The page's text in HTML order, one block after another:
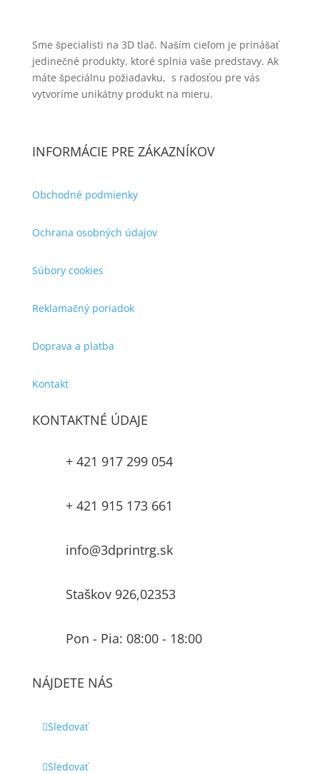
Sme špecialisti na 3D tlač. Naším cieľom je prinášať
jedinečné produkty, ktoré splnia vaše predstavy. Ak
máte špeciálnu požiadavku, s radosťou pre vás
vytvoríme unikátny produkt na mieru.
INFORMÁCIE PRE ZÁKAZNÍKOV
Obchodné podmienky
Ochrana osobných údajov
Súbory cookies
Reklamačný poriadok
Doprava a platba
Kontakt
KONTAKTNÉ ÚDAJE
+ 421 917 299 054
+ 421 915 173 661
info@3dprintrg.sk
Staškov 926,02353
Pon - Pia: 08:00 - 18:00
NÁJDETE NÁS
Sledovať
Sledovať